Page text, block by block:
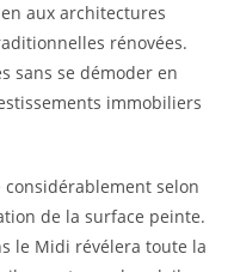
aux architectures
rénovées.
sans se démoder en
immobiliers
selon
de la surface peinte.
le Midi révélera toute la